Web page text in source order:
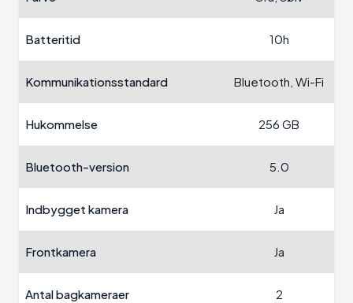
Batteritid 10h
Kommunikationsstandard Bluetooth, Wi-Fi
Hukommelse 256 GB
Bluetooth-version 5.0
Indbygget kamera Ja
Frontkamera Ja
Antal bagkameraer 2